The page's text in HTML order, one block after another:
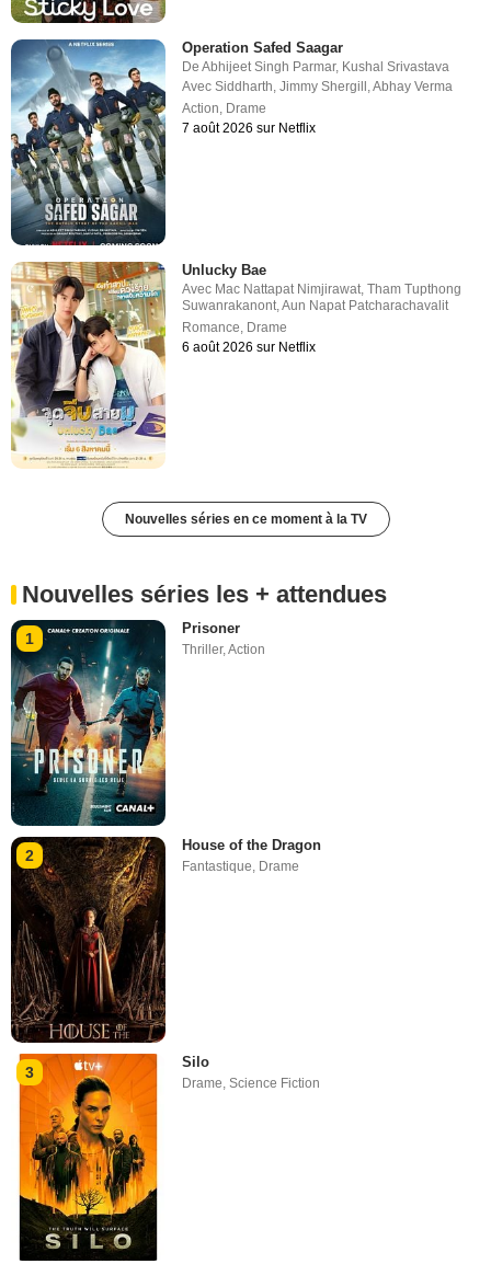
Operation Safed Saagar
DeAbhijeet Singh Parmar, Kushal Srivastava
AvecSiddharth,Jimmy Shergill ,Abhay Verma
Action, Drame
7 août 2026 sur Netflix
Unlucky Bae
Avec Mac Nattapat Nimjirawat,Tham Tupthong
Suwanrakanont,Aun Napat Patcharachavalit
Romance, Drame
6 août 2026 sur Netflix
Nouvelles séries en ce moment à la TV
Nouvelles séries les + attendues
1
Prisoner
Thriller,Action
2
House of the Dragon
Fantastique, Drame
3
Silo
Drame,Science Fiction